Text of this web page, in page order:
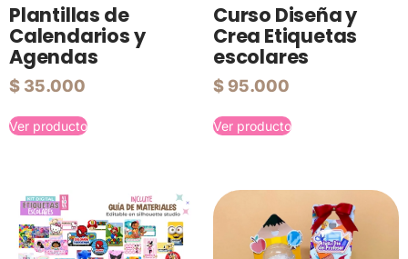
Plantillas de
Calendarios y
Agendas
$ 35.000
Ver producto
Curso Diseña y
Crea Etiquetas
escolares
$95.000
Ver producto